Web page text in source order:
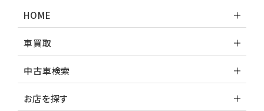
HOME
車買取
中古車検索
お店を探す